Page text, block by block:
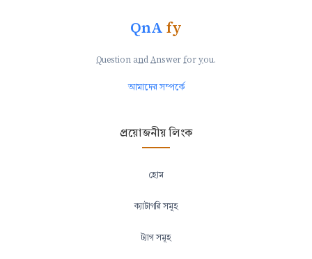
QnAfy
Question andAnswer foryou.
আমাদের সম্পর্কে
প্রয়োজনীয় লিংক
হোম
ক্যাটাগরি সমূহ
ট্যাগ সমূহ